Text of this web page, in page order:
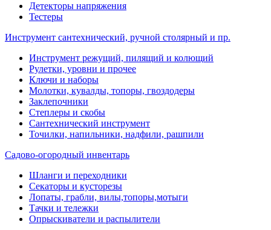
Детекторы напряжения
Тестеры
Инструмент сантехнический, ручной столярный и пр.
Инструмент режущий, пилящий и колющий
Рулетки, уровни и прочее
Ключи и наборы
Молотки, кувалды, топоры, гвоздодеры
Заклепочники
Степлеры и скобы
Сантехнический инструмент
Точилки, напильники, надфили, рашпили
Садово-огородный инвентарь
Шланги и переходники
Секаторы и кусторезы
Лопаты, грабли, вилы,топоры,мотыги
Тачки и тележки
Опрыскиватели и распылители